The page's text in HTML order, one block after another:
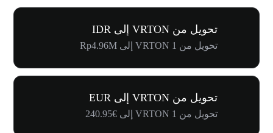
تحويل من VRTON إلى IDR
تحويل من 1 VRTON إلى Rp4.96M
تحويل من VRTON إلى EUR
تحويل من 1 VRTON إلى €240.95